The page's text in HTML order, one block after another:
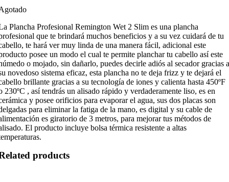
Plancha Profesional Remington Wet 2 Slim es una plancha
que te brindará muchos beneficios y a su vez cuidará de tu
te hará ver muy linda de una manera fácil, adicional este
posee un modo el cual te permite planchar tu cabello así este
o mojado, sin dañarlo, puedes decirle adiós al secador gracias
novedoso sistema eficaz, esta plancha no te deja frizz y te dejará el
brillante gracias a su tecnología de iones y calienta hasta 450ºF
230ºC , así tendrás un alisado rápido y verdaderamente liso, es en
y posee orificios para evaporar el agua, sus dos placas son
para eliminar la fatiga de la mano, es digital y su cable de
es giratorio de 3 metros, para mejorar tus métodos de
El producto incluye bolsa térmica resistente a altas
products